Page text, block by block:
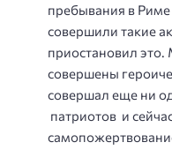
пребывания в
совершили такие
приостановил
совершены
совершал еще ни
патриотов и